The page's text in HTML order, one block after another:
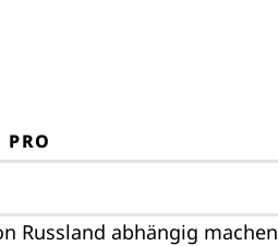
PRO
Russland abhängig machen